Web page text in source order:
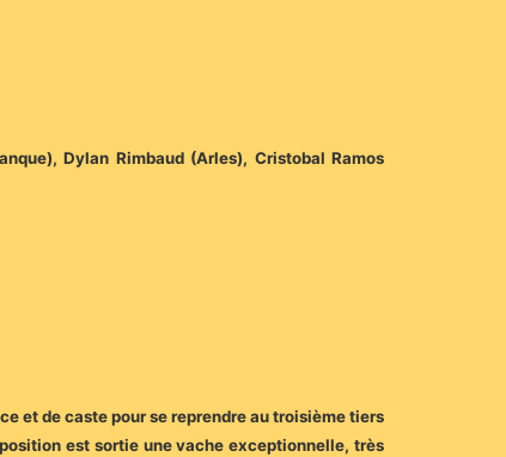
Dylan Rimbaud (Arles), Cristobal Ramos
et de caste pour se reprendre au troisième tiers
est sortie une vache exceptionnelle, très